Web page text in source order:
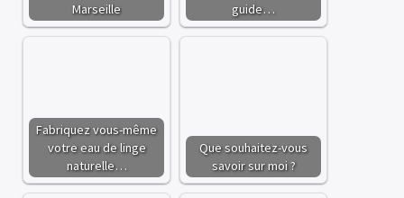
Marseille
guide…
Fabriquez vous-même
votre eau de linge
naturelle…
Que souhaitez-vous
savoir sur moi ?